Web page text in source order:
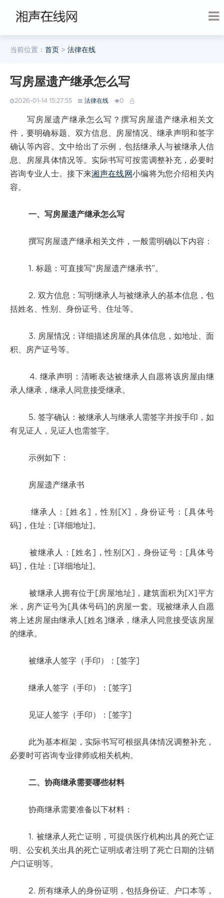
当前位置： 首页 > 法律在线
写房屋遗产继承怎么写
2026-01-14 15:27:55 法律在线 0
写房屋遗产继承怎么写？撰写房屋遗产继承相关文
件，要明确标题、双方信息、房屋情况、继承声明和签字
确认等内容。文中给出了示例，包括继承人与被继承人信
息、房屋具体情况等。实际书写可按需调整补充，必要时
咨询专业人士。接下来湘声在线网小编将为您介绍相关内
容。
一、写房屋遗产继承怎么写
撰写房屋遗产继承相关文件，一般需明确以下内容：
1. 标题：可直接写“房屋遗产继承书”。
2. 双方信息：写明继承人与被继承人的基本信息，包
括姓名、性别、身份证号、住址等。
3. 房屋情况：详细描述房屋的具体信息，如地址、面
积、房产证号等。
4. 继承声明：清晰表达被继承人自愿将该房屋由继
承人继承，继承人同意接受继承。
5. 签字确认：被继承人与继承人需签字并按手印，如
有见证人，见证人也需签字。
示例如下：
房屋遗产继承书
继承人：[姓名]，性别[X]，身份证号：[具体号
码]，住址：[详细地址]。
被继承人：[姓名]，性别[X]，身份证号：[具体号
码]，住址：[详细地址]。
被继承人拥有位于[房屋地址]，建筑面积为[X]平方
米，房产证号为[具体号码]的房屋一套。现被继承人自愿
将上述房屋由继承人[姓名]继承，继承人同意接受该房屋
的继承。
被继承人签字（手印）：[签字]
继承人签字（手印）：[签字]
见证人签字（手印）：[签字]
此为基本框架，实际书写可根据具体情况调整补充，
必要时可咨询专业律师或相关机构。
二、协商继承需要哪些材料
协商继承需要准备以下材料：
1. 被继承人死亡证明，可提供医疗机构出具的死亡证
明、公安机关出具的死亡证明或者注明了死亡日期的注销
户口证明等。
2. 所有继承人的身份证明，包括身份证、户口本等，